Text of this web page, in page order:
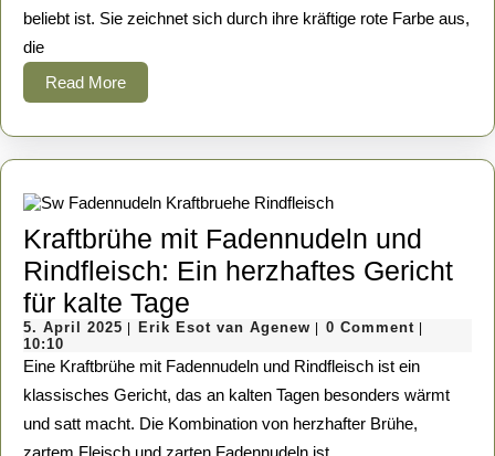
beliebt ist. Sie zeichnet sich durch ihre kräftige rote Farbe aus,
die
Read MoreRead
More
Kraftbrühe mit Fadennudeln und
Rindfleisch: Ein herzhaftes Gericht
für kalte Tage
mit
Fadennudeln
und
Rindfleisch:
5. April 2025 5.
2025
Erik Esot van Agenew Erik
van
Agenew
0 Comment
10:10
Eine Kraftbrühe mit Fadennudeln und Rindfleisch ist ein
klassisches Gericht, das an kalten Tagen besonders wärmt
und satt macht. Die Kombination von herzhafter Brühe,
zartem Fleisch und zarten Fadennudeln ist